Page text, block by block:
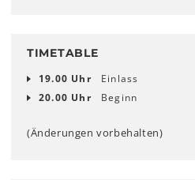
TIMETABLE
19.00 Uhr
Einlass
20.00 Uhr
Beginn
(Änderungen vorbehalten)